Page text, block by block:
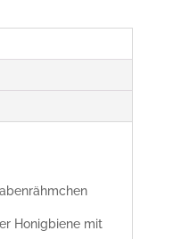
Honigbiene mit